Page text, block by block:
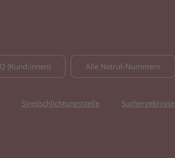
(Kund:innen) Alle Notruf-Nummern
Streitschlichtungsstelle Suchergebnisse